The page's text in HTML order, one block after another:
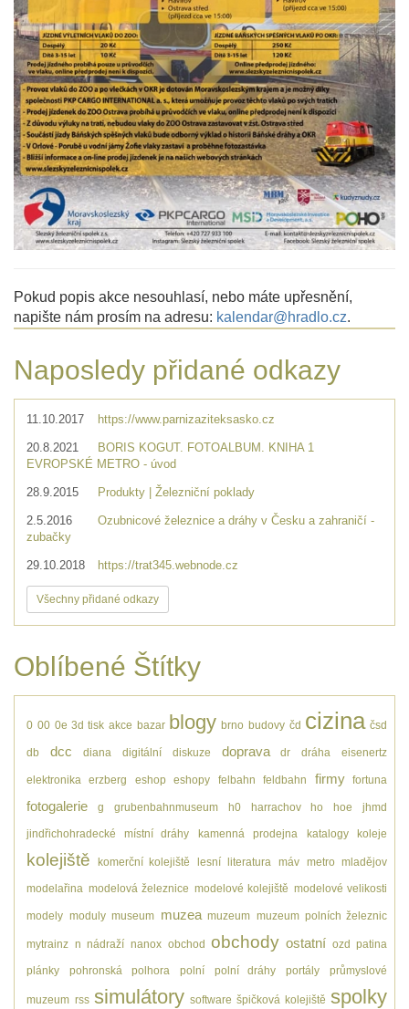
Pokud popis akce nesouhlasí, nebo máte upřesnění,
napište nám prosím na adresu: kalendar@hradlo.cz.
Naposledy přidané odkazy
11.10.2017 https://www.parnizaziteksasko.cz
20.8.2021
BORIS KOGUT. FOTOALBUM. KNIHA 1
EVROPSKÉ METRO - úvod
28.9.2015 Produkty | Železniční poklady
2.5.2016
Ozubnicové železnice a dráhy v Česku a zahraničí -
zubačky
29.10.2018 https://trat345.webnode.cz
Všechny přidané odkazy
Oblíbené Štítky
0 00 0e 3d tisk akce bazar blogy brno budovy čd cizina čsd
db dcc diana digitální diskuze doprava dr dráha eisenertz
elektronika erzberg eshop eshopy felbahn feldbahn firmy fortuna
fotogalerie g grubenbahnmuseum h0 harrachov ho hoe jhmd
jindřichohradecké místní dráhy kamenná prodejna katalogy koleje
kolejiště komerční kolejiště lesní literatura máv metro mladějov
modelařina modelová železnice modelové kolejiště modelové velikosti
modely moduly museum muzea muzeum muzeum polních železnic
mytrainz n nádraží nanox obchod obchody ostatní ozd patina
plánky pohronská polhora polní polní dráhy portály průmyslové
muzeum rss simulátory software špičková kolejiště spolky